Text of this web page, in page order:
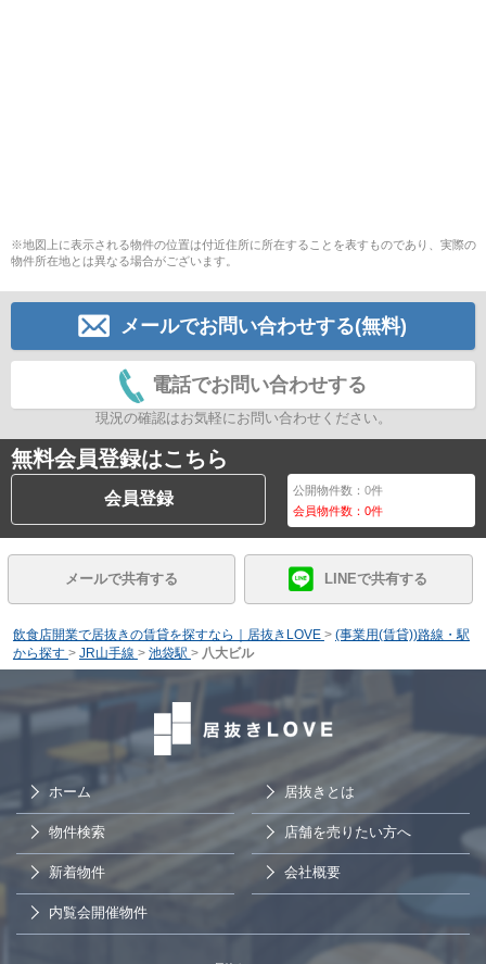
※地図上に表示される物件の位置は付近住所に所在することを表すものであり、実際の
物件所在地とは異なる場合がございます。
メールでお問い合わせする(無料)
電話でお問い合わせする
現況の確認はお気軽にお問い合わせください。
無料会員登録はこちら
会員登録 公開物件数：0件
会員物件数：0件
メールで共有する LINEで共有する
飲食店開業で居抜きの賃貸を探すなら｜居抜きLOVE > (事業用(賃貸))路線・駅
から探す > JR山手線 > 池袋駅 > 八大ビル
ホーム 居抜きとは
物件検索 店舗を売りたい方へ
新着物件 会社概要
内覧会開催物件